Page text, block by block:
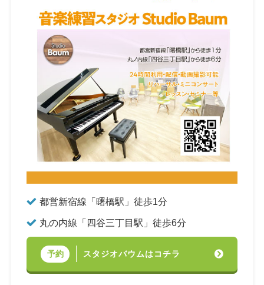
都営新宿線「曙橋駅」徒歩1分
丸の内線「四谷三丁目駅」徒歩6分
予約 スタジオバウムはコチラ